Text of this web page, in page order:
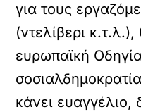
για τους
(ντελίβερι
ευρωπαϊκή
κάνει ευαγγέλιο,